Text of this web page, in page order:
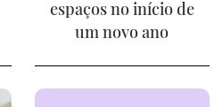
espaços no início de
um novo ano